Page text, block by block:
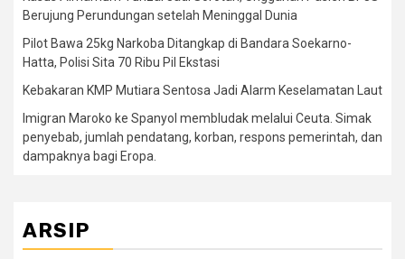
Berujung Perundungan setelah Meninggal Dunia
Pilot Bawa 25kg Narkoba Ditangkap di Bandara Soekarno-
Hatta, Polisi Sita 70 Ribu Pil Ekstasi
Kebakaran KMP Mutiara Sentosa Jadi Alarm Keselamatan Laut
Imigran Maroko ke Spanyol membludak melalui Ceuta. Simak
penyebab, jumlah pendatang, korban, respons pemerintah, dan
dampaknya bagi Eropa.
ARSIP